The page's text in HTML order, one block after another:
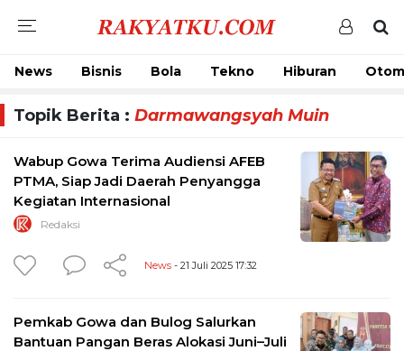
News Bisnis Bola Tekno Hiburan
Topik Berita : Darmawangsyah Muin
Wabup Gowa Terima Audiensi AFEB
PTMA, Siap Jadi Daerah Penyangga
Kegiatan Internasional
Redaksi
News - 21 Juli 2025 17:32
Pemkab Gowa dan Bulog Salurkan
Bantuan Pangan Beras Alokasi Juni–Juli